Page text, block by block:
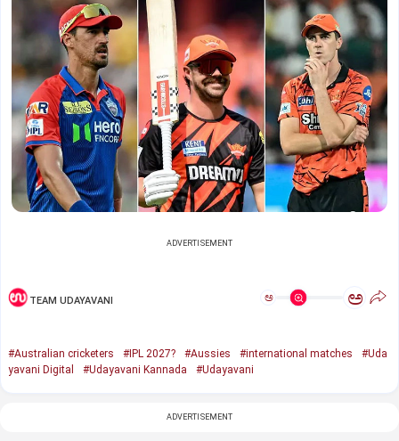
ADVERTISEMENT
TEAM UDAYAVANI ಅ ಅ
#Australian cricketers #IPL 2027? #Aussies #international matches
#Uda
yavani Digital
#Udayavani Kannada #Udayavani
ADVERTISEMENT